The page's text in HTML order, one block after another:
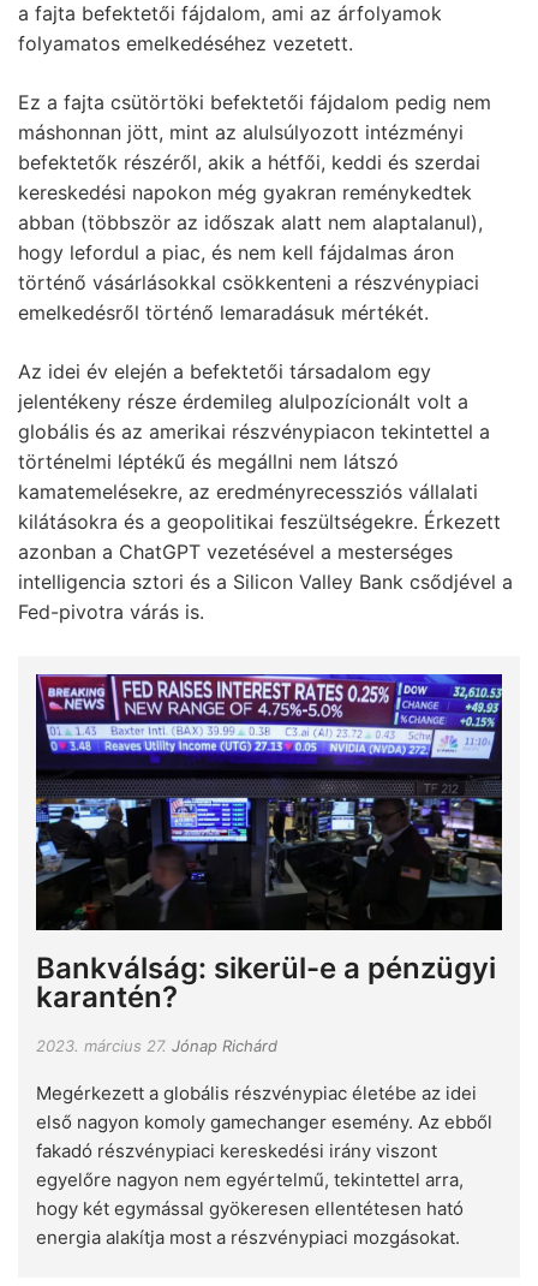
a fajta befektetői fájdalom, ami az árfolyamok
folyamatos emelkedéséhez vezetett.
Ez a fajta csütörtöki befektetői fájdalom pedig nem
máshonnan jött, mint az alulsúlyozott intézményi
befektetők részéről, akik a hétfői, keddi és szerdai
kereskedési napokon még gyakran reménykedtek
abban (többször az időszak alatt nem alaptalanul),
hogy lefordul a piac, és nem kell fájdalmas áron
történő vásárlásokkal csökkenteni a részvénypiaci
emelkedésről történő lemaradásuk mértékét.
Az idei év elején a befektetői társadalom egy
jelentékeny része érdemileg alulpozícionált volt a
globális és az amerikai részvénypiacon tekintettel a
történelmi léptékű és megállni nem látszó
kamatemelésekre, az eredményrecessziós vállalati
kilátásokra és a geopolitikai feszültségekre. Érkezett
azonban a ChatGPT vezetésével a mesterséges
intelligencia sztori és a Silicon Valley Bank csődjével a
Fed-pivotra várás is.
Bankválság: sikerül-e a pénzügyi
karantén?
2023. március 27. Jónap Richárd
Megérkezett a globális részvénypiac életébe az idei
első nagyon komoly gamechanger esemény. Az ebből
fakadó részvénypiaci kereskedési irány viszont
egyelőre nagyon nem egyértelmű, tekintettel arra,
hogy két egymással gyökeresen ellentétesen ható
energia alakítja most a részvénypiaci mozgásokat.